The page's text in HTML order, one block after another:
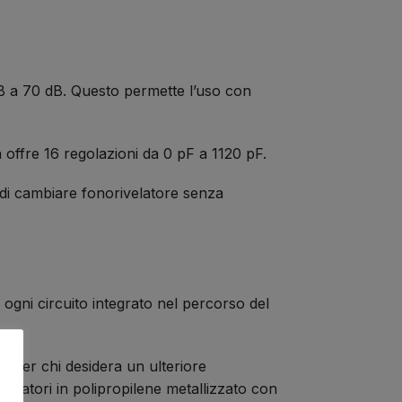
70 dB. Questo permette l’uso con
16 regolazioni da 0 pF a 1120 pF.
cambiare fonorivelatore senza
ogni circuito integrato nel percorso del
per chi desidera un ulteriore
in polipropilene metallizzato con